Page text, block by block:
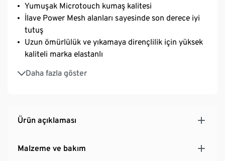
Yumuşak Microtouch kumaş kalitesi
İlave Power Mesh alanları sayesinde son derece iyi
tutuş
Uzun ömürlülük ve yıkamaya dirençlilik için yüksek
kaliteli marka elastanlı
Daha fazla göster
Uzunluğu ayarlanabilir askılar
3 yönlü ayarlanabilen SoftSeal® kopça
Ürün açıklaması
Malzeme ve bakım